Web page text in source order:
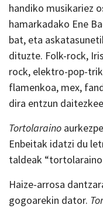
handiko musikariez
hamarkadako Ene
bat, eta
dituzte. Folk-rock,
rock, elektro-pop-
flamenkoa, mex,
dira entzun
Tortolaraino
Enbeitak idatzi du
taldeak “tortolaraino
Haize-arrosa
gogoarekin dator.